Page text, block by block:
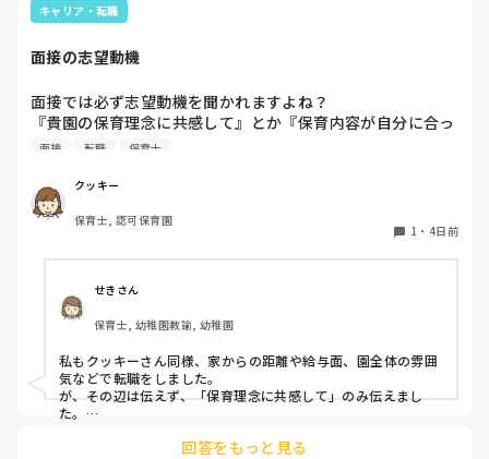
ただじっと座っていても、5分も座ればお尻に痛みがきま
す。
この高さの作業だと意外に、
なること多いことに気づきました。
その度にあちらこちらに痛みが来て
立ち上がる時には、膝や太ももが固まり痛みが……
腰痛、膝痛お持ちの方は、どの程度の痛みで働かれているの
でしょうか。
出産等で、幾度か開腹手術をしましたが、翌日には歩けまし
たし…
今回は、今少し治まっている痛みがぶり返したどうしようと
いう思いもあり、ちょっと無理かも…と思い始めています。
まだ急性期ということと、昔、夫が腰を痛めてすぐに整骨院
に行ってより酷くなって帰ってきたことがあり、怖くて行け
パンツで寝れる子が増えてきて、寝かしつけの時にトイレに
うとするとその子も行きたがります。
ので、その子には待っててねといい外に出ていました。今日
はそれで2回漏らしています。
2回目は私は見ていないのですが、かなり微量だったそう
しているように見えると言われました。
日頃からそのことの関わりはしっかり持てるように意識はし
ていますが…
キャリア・転職
面接の志望動機
面接では必ず志望動機を聞かれますよね？
『貴園の保育理念に共感して』とか『保育内容が自分に合っ
てると思いました』等々が多いかと思いますが、実際はどう
私自身、園の雰囲気とか園の規模、保育内容は勘案しますが
正直なところ、家から通いやすいか、給与はどうか…という
ところに重きを置いています
皆さんは、志望動機をどのように答えていますか？また、本
音はどうですか？
面接 転職 保育士
クッキー
保育士, 認可保育園
1 ・ 4日前
せきさん
保育士, 幼稚園教諭, 幼稚園
私もクッキーさん同様、家からの距離や給与面、園全体の雰囲
気などで転職をしました。
が、その辺は伝えず、「保育理念に共感して」のみ伝えまし
た。
回答をもっと見る